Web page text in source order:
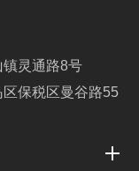
灵通路8号
保税区曼谷路55